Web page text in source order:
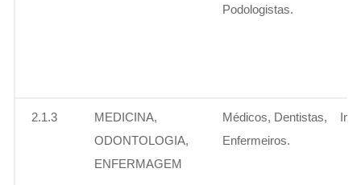
Podologistas.
2.1.3
MEDICINA,
ODONTOLOGIA,
ENFERMAGEM
Médicos, Dentistas,
Enfermeiros.